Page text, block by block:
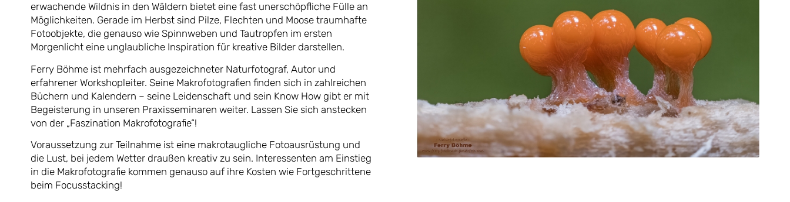
erwachende Wildnis in den Wäldern bietet eine fast unerschöpfliche Fülle an
Möglichkeiten. Gerade im Herbst sind Pilze, Flechten und Moose traumhafte
Fotoobjekte, die genauso wie Spinnweben und Tautropfen im ersten
Morgenlicht eine unglaubliche Inspiration für kreative Bilder darstellen.
Ferry Böhme ist mehrfach ausgezeichneter Naturfotograf, Autor und
erfahrener Workshopleiter. Seine Makrofotografien finden sich in zahlreichen
Büchern und Kalendern – seine Leidenschaft und sein Know How gibt er mit
Begeisterung in unseren Praxisseminaren weiter. Lassen Sie sich anstecken
von der „Faszination Makrofotografie“!
Voraussetzung zur Teilnahme ist eine makrotaugliche Fotoausrüstung und
die Lust, bei jedem Wetter draußen kreativ zu sein. Interessenten am Einstieg
in die Makrofotografie kommen genauso auf ihre Kosten wie Fortgeschrittene
beim Focusstacking!